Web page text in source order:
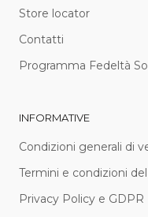
Store locator
Contatti
Programma Fedeltà
INFORMATIVE
Condizioni generali di
Termini e condizioni
Privacy Policy e GDPR